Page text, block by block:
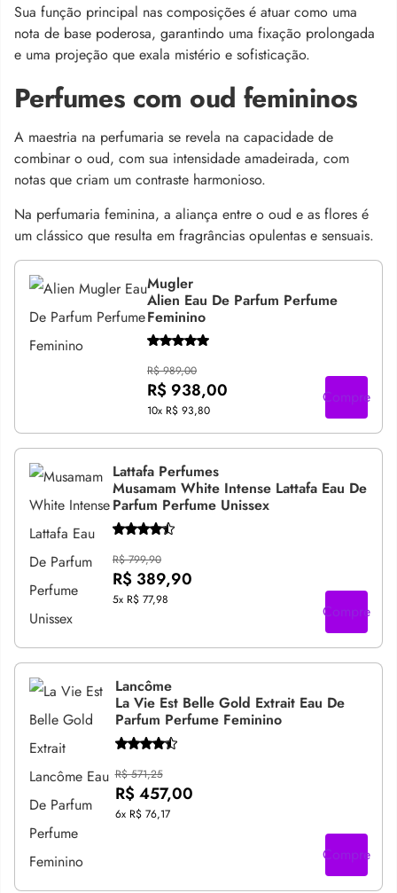
Sua função principal nas composições é atuar como uma
nota de base poderosa, garantindo uma fixação prolongada
e uma projeção que exala mistério e sofisticação.
Perfumes com oud femininos
A maestria na perfumaria se revela na capacidade de
combinar o oud, com sua intensidade amadeirada, com
notas que criam um contraste harmonioso.
Na perfumaria feminina, a aliança entre o oud e as flores é
um clássico que resulta em fragrâncias opulentas e sensuais.
Mugler
Alien Eau De Parfum Perfume
Feminino
R$ 989,00
R$ 938,00
10x R$ 93,80
Compre
Lattafa Perfumes
Musamam White Intense Lattafa Eau De
Parfum Perfume Unissex
R$ 799,90
R$ 389,90
5x R$ 77,98
Compre
Lancôme
La Vie Est Belle Gold Extrait Eau De
Parfum Perfume Feminino
R$ 571,25
R$ 457,00
6x R$ 76,17
Compre